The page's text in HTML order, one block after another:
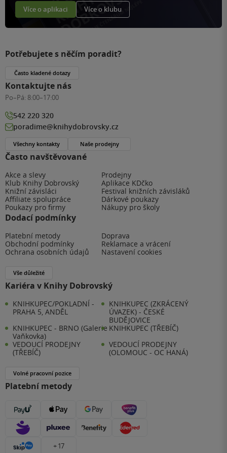
Více o aplikaci Více o klubu
Často navštěvované
Akce a slevy
Prodejny
Klub Knihy Dobrovský
Aplikace KDčko
Knižní závisláci
Festival knižních závisláků
Affiliate spolupráce
Dárkové poukazy
Poukazy pro firmy
Nákupy pro školy
Dodací podmínky
Platební metody
Doprava
Obchodní podmínky
Reklamace a vrácení
Ochrana osobních údajů
Nastavení cookies
Vše důležité
Kariéra v Knihy Dobrovský
KNIHKUPEC/POKLADNÍ -
PRAHA 5, ANDĚL
KNIHKUPEC (ZKRÁCENÝ
ÚVAZEK) - ČESKÉ
BUDĚJOVICE
KNIHKUPEC - BRNO (Galerie
Vaňkovka)
KNIHKUPEC (TŘEBÍČ)
VEDOUCÍ PRODEJNY
(TŘEBÍČ)
VEDOUCÍ PRODEJNY
(OLOMOUC - OC HANÁ)
Volné pracovní pozice
Platební metody
+ 17
Potřebujete s něčím poradit?
Často kladené dotazy
Kontaktujte nás
Po–Pá: 8:00–17:00
542 220 320
poradime@knihydobrovsky.cz
Všechny kontakty Naše prodejny